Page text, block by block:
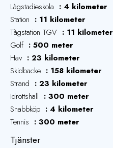
Làgstadieskola
4 kilometer
Station
11 kilometer
Tàgstation TGV
11 kilometer
Golf
500 meter
Hav
23 kilometer
Skidbacke
158 kilometer
Strand
23 kilometer
Idrottshall
300 meter
Snabbköp
4 kilometer
Tennis
300 meter
Tjänster